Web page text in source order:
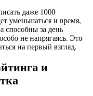
даже 1000
уменьшаться и время,
способны за день
не напрягаясь. Это
на первый взгляд.
и